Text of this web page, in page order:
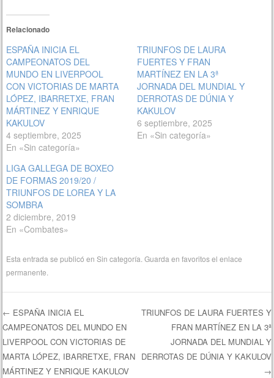
Relacionado
ESPAÑA INICIA EL
CAMPEONATOS DEL
MUNDO EN LIVERPOOL
CON VICTORIAS DE MARTA
LÓPEZ, IBARRETXE, FRAN
MÁRTINEZ Y ENRIQUE
KAKULOV
4 septiembre, 2025
En «Sin categoría»
TRIUNFOS DE LAURA
FUERTES Y FRAN
MARTÍNEZ EN LA 3ª
JORNADA DEL MUNDIAL Y
DERROTAS DE DÚNIA Y
KAKULOV
6 septiembre, 2025
En «Sin categoría»
LIGA GALLEGA DE BOXEO
DE FORMAS 2019/20 /
TRIUNFOS DE LOREA Y LA
SOMBRA
2 diciembre, 2019
En «Combates»
Esta entrada se publicó enSin categoría . Guarda en favoritos elenlace
permanente
Navegación de entradas
← ESPAÑA INICIA EL
CAMPEONATOS DEL MUNDO EN
LIVERPOOL CON VICTORIAS DE
MARTA LÓPEZ, IBARRETXE, FRAN
MÁRTINEZ Y ENRIQUE KAKULOV
TRIUNFOS DE LAURA FUERTES Y
FRAN MARTÍNEZ EN LA 3ª
JORNADA DEL MUNDIAL Y
DERROTAS DE DÚNIA Y KAKULOV
→